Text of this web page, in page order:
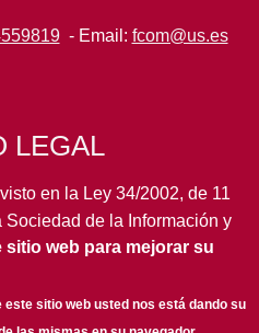
- Email: fcom@us.es
LEGAL
en la Ley 34/2002, de 11
de la Información y
como en otras normas de
en conocimiento de los
laUniversidad de Sevillalos
web para mejorar su
sitio web usted nos está dando su